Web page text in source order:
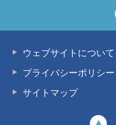
ウェブサイトについて
プライバシーポリシー
サイトマップ